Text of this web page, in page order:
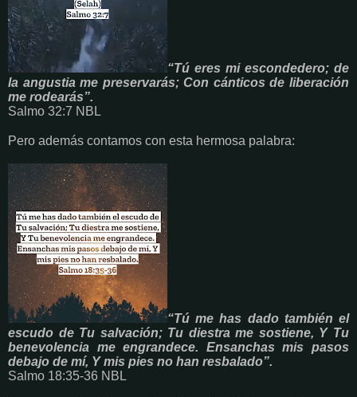
“Tú eres mi escondedero; de
la angustia me preservarás; Con cánticos de liberación
me rodearás”.
Salmo 32:7 NBL
Pero además contamos con esta hermosa palabra:
“Tú me has dado también el
escudo de Tu salvación; Tu diestra me sostiene, Y Tu
benevolencia me engrandece. Ensanchas mis pasos
debajo de mí, Y mis pies no han resbalado”.
Salmo 18:35-36 NBL